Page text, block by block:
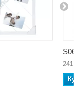
241.5